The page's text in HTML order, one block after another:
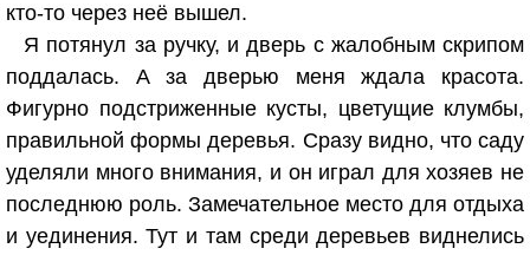
кто-то через неё вышел.
Я потянул за ручку, и дверь с жалобным скрипом
поддалась. А за дверью меня ждала красота.
Фигурно подстриженные кусты, цветущие клумбы,
правильной формы деревья. Сразу видно, что саду
уделяли много внимания, и он играл для хозяев не
последнюю роль. Замечательное место для отдыха
и уединения. Тут и там среди деревьев виднелись